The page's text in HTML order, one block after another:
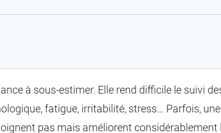
à sous-estimer. Elle rend difficile le suivi
fatigue, irritabilité, stress… Parfois,
pas mais améliorent considérablement